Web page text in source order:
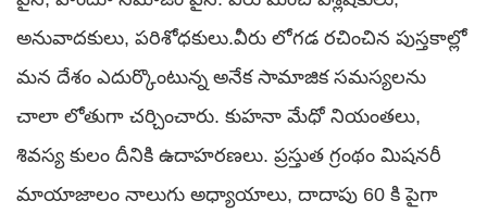
అనువాదకులు, పరిశోధకులు.వీరు లోగడ రచించిన పుస్తకాల్లో
మన దేశం ఎదుర్కొంటున్న అనేక సామాజిక సమస్యలను
చాలా లోతుగా చర్చించారు. కుహనా మేధో నియంతలు,
శివస్య కులం దీనికి ఉదాహరణలు. ప్రస్తుత గ్రంథం మిషనరీ
మాయాజాలం నాలుగు అధ్యాయాలు, దాదాపు 60 కి పైగా